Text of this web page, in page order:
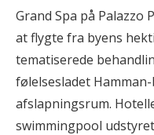
Grand Spa på
at flygte fra byens
tematiserede
følelsesladet
afslapningsrum.
swimmingpool